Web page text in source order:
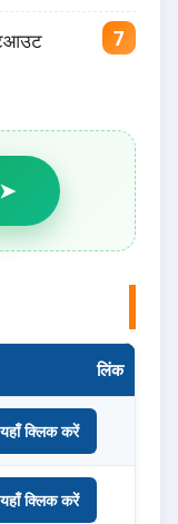
लिंक
यहाँ क्लिक करें
यहाँ क्लिक करें